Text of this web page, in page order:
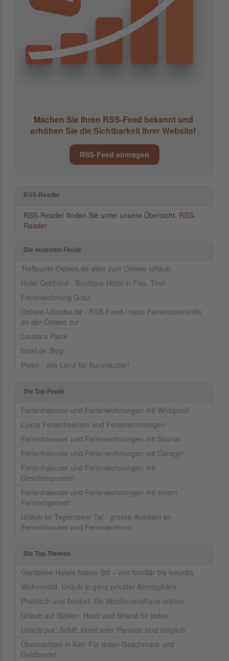
Machen Sie Ihren RSS-Feed bekannt und
erhöhen Sie die Sichtbarkeit Ihrer Website!
RSS-Feed eintragen
RSS-Reader
RSS-Reader finden Sie unter unsere Übersicht: RSS-
Reader
Die neuesten Feeds
Treffpunkt-Ostsee.de alles zum Ostsee-Urlaub
Hotel Gebhard - Boutique-Hotel in Fiss, Tirol
Ferienwohnung Grau
Ostsee-Urlaube.de - RSS-Feed / neue Ferienunterünfte
an der Ostsee zur
Louisa's Place
hotel.de Blog
Polen - das Land für Kururlauber!
Die Top-Feeds
Ferienhaeuser und Ferienwohnungen mit Whirlpool!
Luxus Ferienhaeuser und Ferienwohnungen
Ferienhaeuser und Ferienwohnungen mit Sauna!
Ferienhaeuser und Ferienwohnungen mit Garage!
Ferienhaeuser und Ferienwohnungen mit
Geschirrspueler!
Ferienhaeuser und Ferienwohnungen mit einem
Fernsehgeraet!
Urlaub im Tegernseer Tal - grosse Auswahl an
Ferienhaeuser und Ferienwohnun
Die Top-Themen
Gardasee Hotels haben Stil – von familiär bis luxuriös
Wohnmobil: Urlaub in ganz privater Atmosphäre
Praktisch und flexibel: Ein Wochenendhaus mieten
Urlaub auf Sizilien: Hotel und Strand für jeden
Urlaub pur: Schiff, Hotel oder Pension sind möglich
Übernachten in Kiel: Für jeden Geschmack und
Geldbeutel